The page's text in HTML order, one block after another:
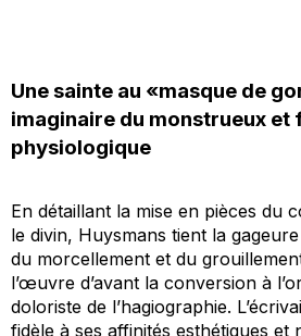
Une sainte au «masque de
imaginaire du monstrueux et
physiologique
En détaillant la mise en pièces du
le divin, Huysmans tient la
du morcellement et du
l’œuvre d’avant la conversion à
doloriste de l’hagiographie.
fidèle à ses affinités esthétiques et